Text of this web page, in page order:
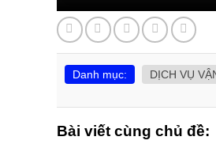
Danh mục: DỊCH VỤ
Bài viết cùng chủ đề: